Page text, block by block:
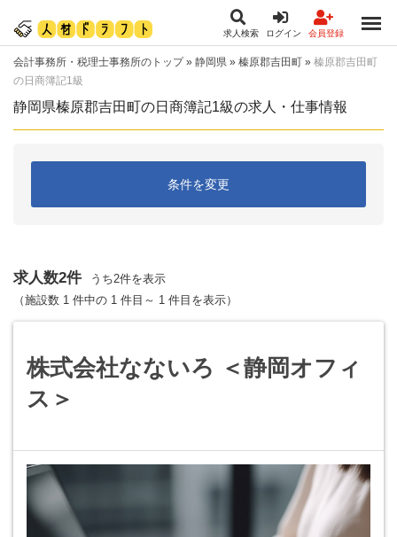
求人検索 ログイン 会員登録
会計事務所・税理士事務所のトップ» 静岡県 » 榛原郡吉田町 » 榛原郡吉田町
の日商簿記1級
静岡県榛原郡吉田町の日商簿記1級の求人・仕事情報
条件を変更
求人数2件
うち2件を表示
（施設数 1 件中の 1 件目～ 1 件目を表示）
株式会社なないろ ＜静岡オフィ
ス＞